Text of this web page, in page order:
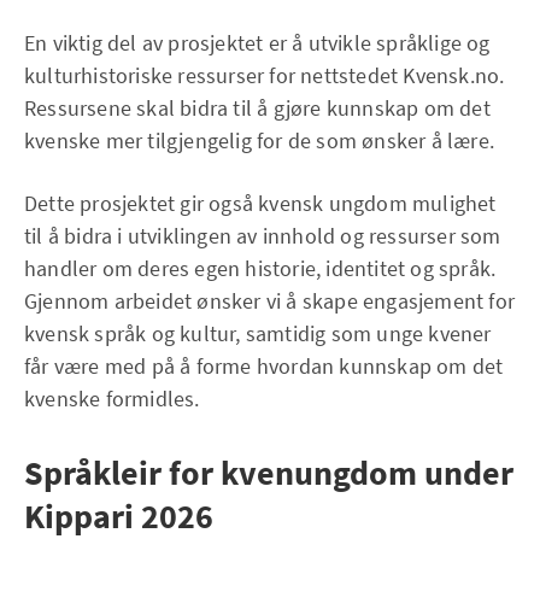
En viktig del av prosjektet er å utvikle språklige og
kulturhistoriske ressurser for nettstedet Kvensk.no.
Ressursene skal bidra til å gjøre kunnskap om det
kvenske mer tilgjengelig for de som ønsker å lære.
Dette prosjektet gir også kvensk ungdom mulighet
til å bidra i utviklingen av innhold og ressurser som
handler om deres egen historie, identitet og språk.
Gjennom arbeidet ønsker vi å skape engasjement for
kvensk språk og kultur, samtidig som unge kvener
får være med på å forme hvordan kunnskap om det
kvenske formidles.
Språkleir for kvenungdom under
Kippari 2026